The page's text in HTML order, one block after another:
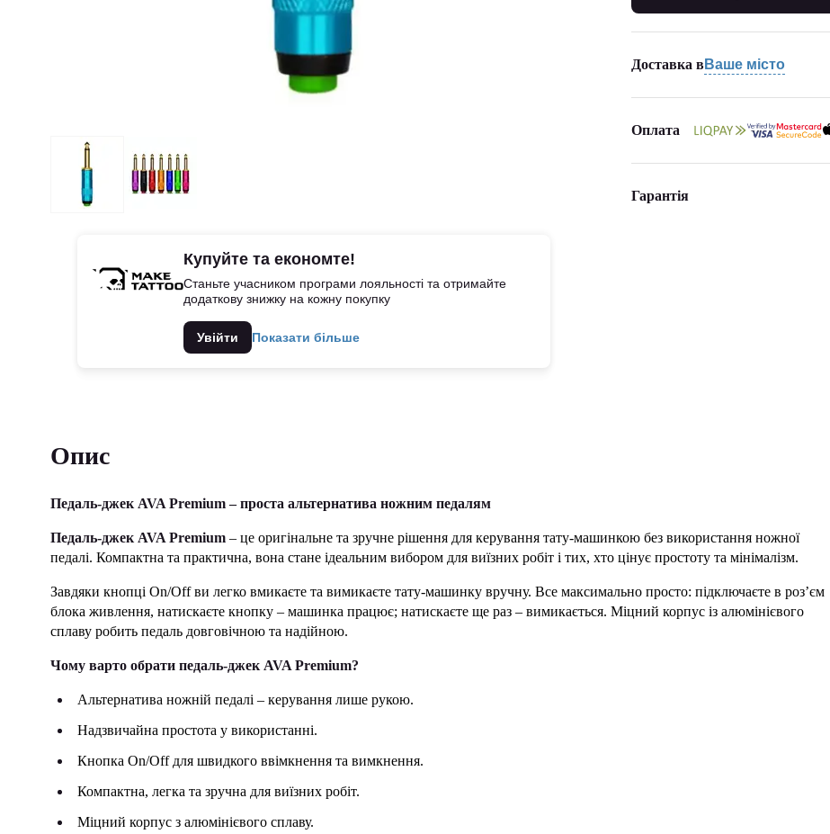
Купуйте та економте!
Станьте учасником програми лояльності та отримайте
додаткову знижку на кожну покупку
Увійти Показати більше
Доставка в Ваше місто
Оплата
Гарантія
Опис
Педаль-джек AVA Premium – проста альтернатива ножним педалям
Педаль-джек AVA Premium – це оригінальне та зручне рішення для керування тату-машинкою без використання ножної
педалі. Компактна та практична, вона стане ідеальним вибором для виїзних робіт і тих, хто цінує простоту та мінімалізм.
Завдяки кнопці On/Off ви легко вмикаєте та вимикаєте тату-машинку вручну. Все максимально просто: підключаєте в роз’єм
блока живлення, натискаєте кнопку – машинка працює; натискаєте ще раз – вимикається. Міцний корпус із алюмінієвого
сплаву робить педаль довговічною та надійною.
Чому варто обрати педаль-джек AVA Premium?
Альтернатива ножній педалі – керування лише рукою.
Надзвичайна простота у використанні.
Кнопка On/Off для швидкого ввімкнення та вимкнення.
Компактна, легка та зручна для виїзних робіт.
Міцний корпус з алюмінієвого сплаву.